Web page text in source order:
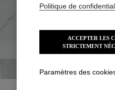
Politique de
ACCEPTER LES
STRICTEMENT
Paramètres des